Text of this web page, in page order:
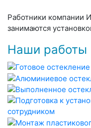
Работники компании
занимаются
Наши работы